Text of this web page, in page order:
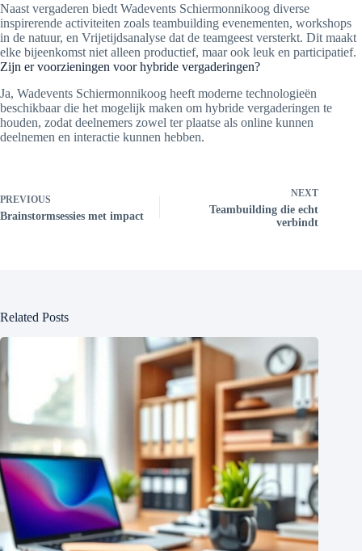
Naast vergaderen biedt Wadevents Schiermonnikoog diverse
inspirerende activiteiten zoals teambuilding evenementen, workshops
in de natuur, en Vrijetijdsanalyse dat de teamgeest versterkt. Dit maakt
elke bijeenkomst niet alleen productief, maar ook leuk en participatief.
Zijn er voorzieningen voor hybride vergaderingen?
Ja, Wadevents Schiermonnikoog heeft moderne technologieën
beschikbaar die het mogelijk maken om hybride vergaderingen te
houden, zodat deelnemers zowel ter plaatse als online kunnen
deelnemen en interactie kunnen hebben.
PREVIOUS
Brainstormsessies met impact
NEXT
Teambuilding die echt
verbindt
Related Posts